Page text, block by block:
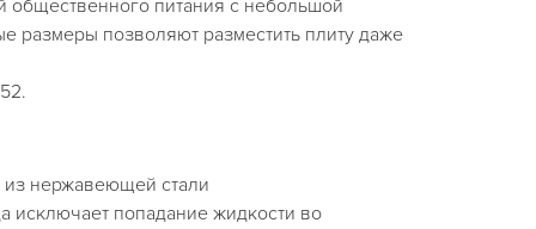
общественного питания с небольшой
размеры позволяют разместить плиту даже
нержавеющей стали
исключает попадание жидкости во